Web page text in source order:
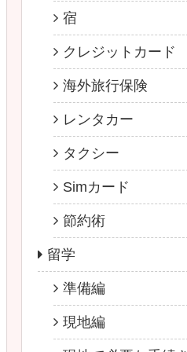
宿
クレジットカード
海外旅行保険
レンタカー
タクシー
Simカード
節約術
留学
準備編
現地編